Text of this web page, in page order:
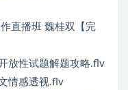
直播班 魏桂双【完
放性试题解题攻略.flv
情感透视.flv